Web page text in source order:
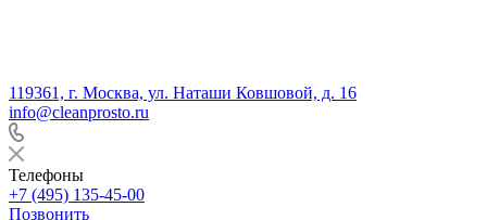
119361, г. Москва, ул. Наташи Ковшовой, д. 16
info@cleanprosto.ru
Телефоны
+7 (495) 135-45-00
Позвонить